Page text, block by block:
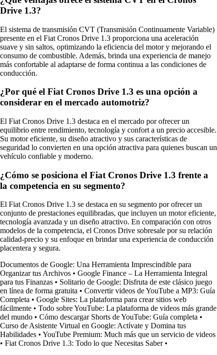
Drive 1.3?
El sistema de transmisión CVT (Transmisión Continuamente Variable)
presente en el Fiat Cronos Drive 1.3 proporciona una aceleración
suave y sin saltos, optimizando la eficiencia del motor y mejorando el
consumo de combustible. Además, brinda una experiencia de manejo
más confortable al adaptarse de forma continua a las condiciones de
conducción.
¿Por qué el Fiat Cronos Drive 1.3 es una opción a
considerar en el mercado automotriz?
El Fiat Cronos Drive 1.3 destaca en el mercado por ofrecer un
equilibrio entre rendimiento, tecnología y confort a un precio accesible.
Su motor eficiente, su diseño atractivo y sus características de
seguridad lo convierten en una opción atractiva para quienes buscan un
vehículo confiable y moderno.
¿Cómo se posiciona el Fiat Cronos Drive 1.3 frente a
la competencia en su segmento?
El Fiat Cronos Drive 1.3 se destaca en su segmento por ofrecer un
conjunto de prestaciones equilibradas, que incluyen un motor eficiente,
tecnología avanzada y un diseño atractivo. En comparación con otros
modelos de la competencia, el Cronos Drive sobresale por su relación
calidad-precio y su enfoque en brindar una experiencia de conducción
placentera y segura.
Documentos de Google: Una Herramienta Imprescindible para
Organizar tus Archivos • Google Finance – La Herramienta Integral
para tus Finanzas • Solitario de Google: Disfruta de este clásico juego
en línea de forma gratuita • Convertir videos de YouTube a MP3: Guía
Completa • Google Sites: La plataforma para crear sitios web
fácilmente • Todo sobre YouTube: La plataforma de videos más grande
del mundo • Cómo descargar Shorts de YouTube: Guía completa •
Curso de Asistente Virtual en Google: Actívate y Domina tus
Habilidades • YouTube Premium: Much más que un servicio de videos
• Fiat Cronos Drive 1.3: Todo lo que Necesitas Saber•